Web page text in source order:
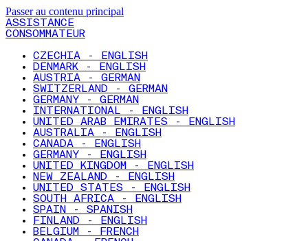
Passer au contenu principal
ASSISTANCE
CONSOMMATEUR
CZECHIA - ENGLISH
DENMARK - ENGLISH
AUSTRIA - GERMAN
SWITZERLAND - GERMAN
GERMANY - GERMAN
INTERNATIONAL - ENGLISH
UNITED ARAB EMIRATES - ENGLISH
AUSTRALIA - ENGLISH
CANADA - ENGLISH
GERMANY - ENGLISH
UNITED KINGDOM - ENGLISH
NEW ZEALAND - ENGLISH
UNITED STATES - ENGLISH
SOUTH AFRICA - ENGLISH
SPAIN - SPANISH
FINLAND - ENGLISH
BELGIUM - FRENCH